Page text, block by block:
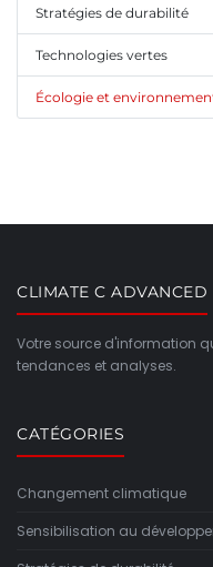
Stratégies de durabilité
Technologies vertes
Écologie et
CLIMATE C ADVANCED
Votre source d'information
tendances et analyses.
CATÉGORIES
Changement climatique
Sensibilisation au